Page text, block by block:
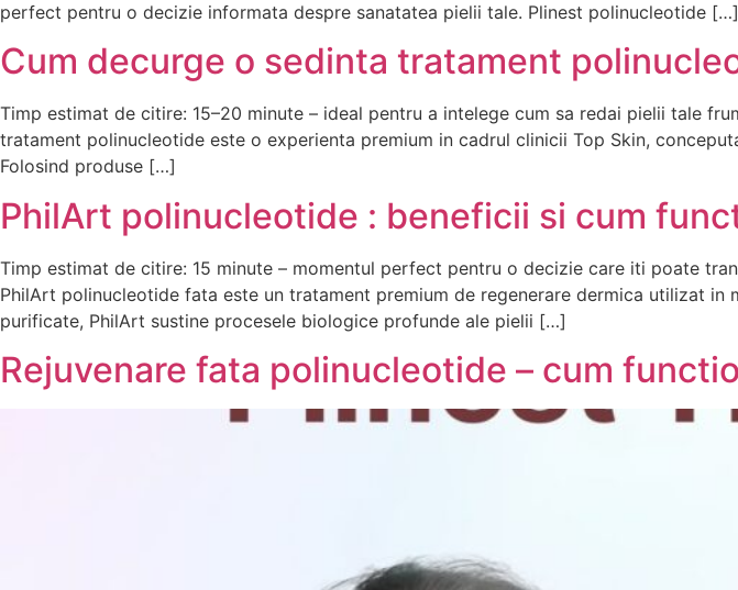
perfect pentru o decizie informata despre sanatatea pielii tale. Plinest polinucleotide […]
Cum decurge o sedinta tratament
Timp estimat de citire: 15–20 minute – ideal pentru a intelege cum sa redai pielii tale
tratament polinucleotide este o experienta premium in cadrul clinicii Top Skin,
Folosind produse […]
PhilArt polinucleotide : beneficii si cum
Timp estimat de citire: 15 minute – momentul perfect pentru o decizie care iti poate
PhilArt polinucleotide fata este un tratament premium de regenerare dermica utilizat
purificate, PhilArt sustine procesele biologice profunde ale pielii […]
Rejuvenare fata polinucleotide – cum